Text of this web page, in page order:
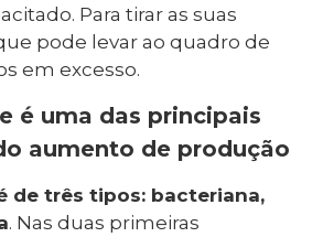
Para tirar as suas
pode levar ao quadro de
em excesso.
é uma das principais
aumento de produção
de três tipos: bacteriana,
. Nas duas primeiras